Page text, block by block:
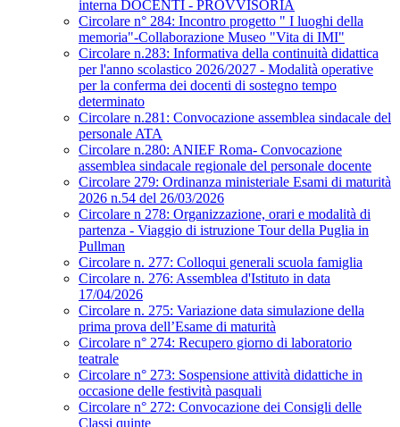
interna DOCENTI - PROVVISORIA
Circolare n° 284: Incontro progetto " I luoghi della
memoria"-Collaborazione Museo "Vita di IMI"
Circolare n.283: Informativa della continuità didattica
per l'anno scolastico 2026/2027 - Modalità operative
per la conferma dei docenti di sostegno tempo
determinato
Circolare n.281: Convocazione assemblea sindacale del
personale ATA
Circolare n.280: ANIEF Roma- Convocazione
assemblea sindacale regionale del personale docente
Circolare 279: Ordinanza ministeriale Esami di maturità
2026 n.54 del 26/03/2026
Circolare n 278: Organizzazione, orari e modalità di
partenza - Viaggio di istruzione Tour della Puglia in
Pullman
Circolare n. 277: Colloqui generali scuola famiglia
Circolare n. 276: Assemblea d'Istituto in data
17/04/2026
Circolare n. 275: Variazione data simulazione della
prima prova dell’Esame di maturità
Circolare n° 274: Recupero giorno di laboratorio
teatrale
Circolare n° 273: Sospensione attività didattiche in
occasione delle festività pasquali
Circolare n° 272: Convocazione dei Consigli delle
Classi quinte